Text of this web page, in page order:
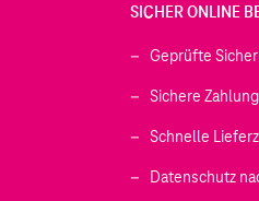
neuen Tab geöffnet)
SICHER ONLINE
Geprüfte
Sichere
Schnelle
Datenschutz